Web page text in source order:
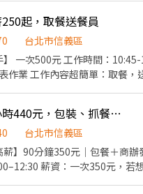
於提供順暢的參加體驗，無需
求程度、工作及出勤表現等為
性調整。 *以下為部分展場職缺
票券或識別證。 協助維持入場
250起，取餐送餐員
台北市信義區
作時間：10:45-12:45、10:30-
作業 工作內容超簡單：取餐，
（信義）兩小時440元，包裝、抓餐人員
台北市信義區
薪】90分鐘350元｜包餐＋商
薪資：一次350元，若